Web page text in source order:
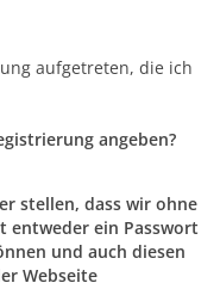
aufgetreten, die ich
angeben?
stellen, dass wir ohne
entweder ein Passwort
und auch diesen
Webseite